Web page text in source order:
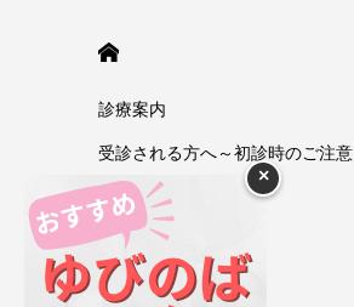
診療案内
受診される方へ～初診時のご注意
今井一彰 院長紹介
あいうべ体操
ゆびのば体操
×